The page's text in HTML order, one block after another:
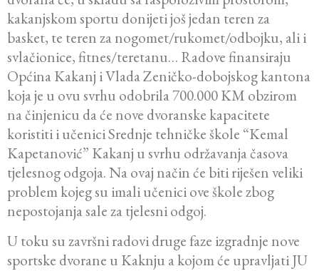
kakanjskom sportu donijeti još jedan teren za
basket, te teren za nogomet/rukomet/odbojku, ali i
svlačionice, fitnes/teretanu… Radove finansiraju
Općina Kakanj i Vlada Zeničko-dobojskog kantona
koja je u ovu svrhu odobrila 700.000 KM obzirom
na činjenicu da će nove dvoranske kapacitete
koristiti i učenici Srednje tehničke škole “Kemal
Kapetanović” Kakanj u svrhu održavanja časova
tjelesnog odgoja. Na ovaj način će biti riješen veliki
problem kojeg su imali učenici ove škole zbog
nepostojanja sale za tjelesni odgoj.
U toku su završni radovi druge faze izgradnje nove
sportske dvorane u Kaknju a kojom će upravljati JU